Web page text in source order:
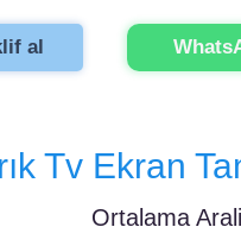
al
Tv Ekran
Ortalama